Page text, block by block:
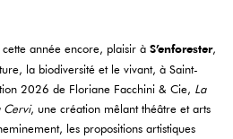
cette année encore, plaisir à S’enforester,
la biodiversité et le vivant, à Saint-
2026 de Floriane Facchini & Cie, La
Cervi, une création mêlant théâtre et arts
les propositions artistiques